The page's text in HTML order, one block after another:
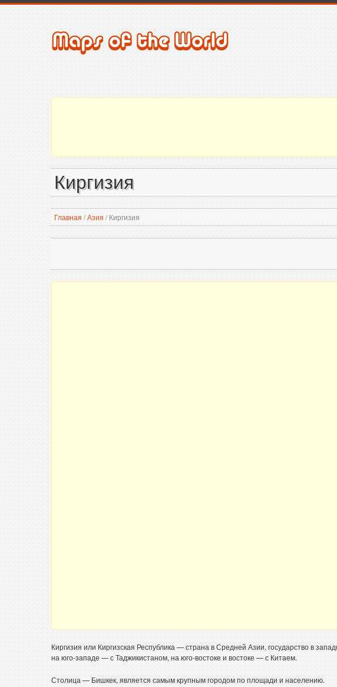
Киргизия
Главная /Азия /Киргизия
Киргизия или Киргизская Республика — страна в Средней Азии, государство в
на юго-западе — с Таджикистаном, на юго-востоке и востоке — с Китаем.
Столица — Бишкек, является самым крупным городом по площади и населению.